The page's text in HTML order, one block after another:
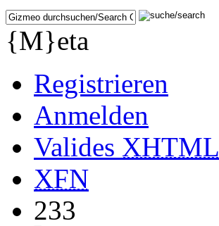
{M}eta
Registrieren
Anmelden
Valides XHTML
XFN
233